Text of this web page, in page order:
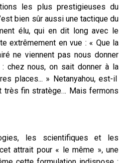
les plus prestigieuses du
bien sûr aussi une tactique du
élu, qui en dit long avec le
extrêmement en vue : « Que la
ne viennent pas nous donner
chez nous, on sait donner à la
places... » Netanyahou, est-il
très fin stratège… Mais fermons
les scientifiques et les
attrait pour « le même », une